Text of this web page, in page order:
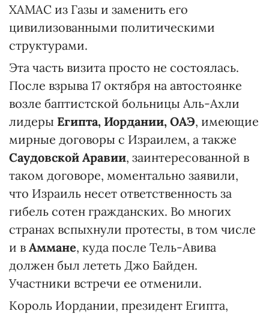
ХАМАС из Газы и заменить его
цивилизованными политическими
структурами.
Эта часть визита просто не состоялась.
После взрыва 17 октября на автостоянке
возле баптистской больницы Аль-Ахли
лидеры Египта, Иордании, ОАЭ, имеющие
мирные договоры с Израилем, а также
Саудовской Аравии, заинтересованной в
таком договоре, моментально заявили,
что Израиль несет ответственность за
гибель сотен гражданских. Во многих
странах вспыхнули протесты, в том числе
и в Аммане, куда после Тель-Авива
должен был лететь Джо Байден.
Участники встречи ее отменили.
Король Иордании, президент Египта,